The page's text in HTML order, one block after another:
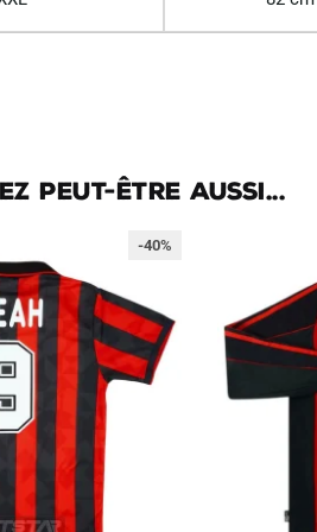
peut-être aussi...
-40%